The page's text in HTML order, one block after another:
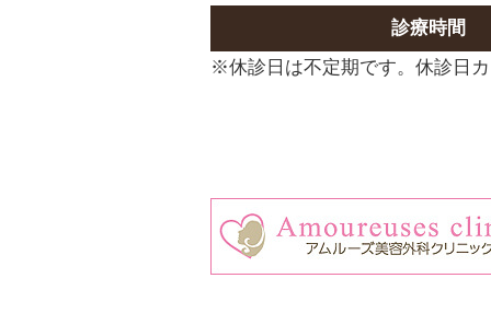
診療時間
※休診日は不定期です。休診日